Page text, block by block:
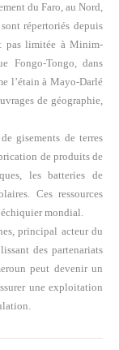
du Faro, au Nord,
répertoriés depuis
pas limitée à Minim-
Fongo-Tongo, dans
l’étain à Mayo-Darlé
de géographie,
gisements de terres
de produits de
les batteries de
Ces ressources
mondial.
principal acteur du
des partenariats
peut devenir un
une exploitation